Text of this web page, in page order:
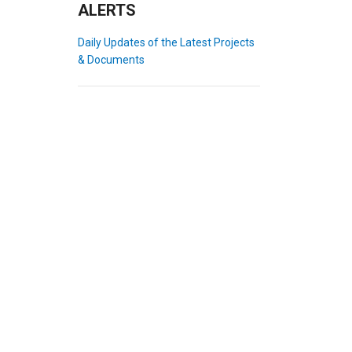
ALERTS
Daily Updates of the Latest Projects
& Documents